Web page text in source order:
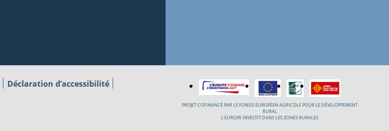
Déclaration d’accessibilité
PROJET COFINANCÉ PAR LE FONDS EUROPÉEN AGRICOLE POUR LE DÉVELOPPEMENT
RURAL
L’EUROPE INVESTIT DANS LES ZONES RURALES